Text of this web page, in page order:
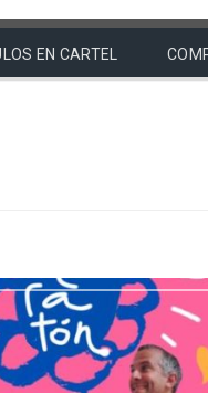
EN CARTEL